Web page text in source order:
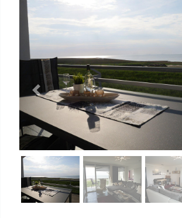
Previous